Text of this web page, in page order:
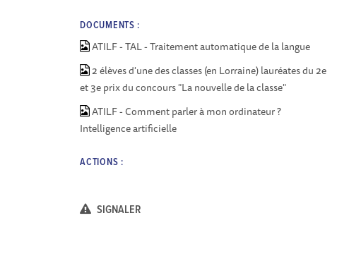
DOCUMENTS :
ATILF - TAL - Traitement automatique de la langue
2 élèves d'une des classes (en Lorraine) lauréates du 2e
et 3e prix du concours "La nouvelle de la classe"
ATILF - Comment parler à mon ordinateur ?
Intelligence artificielle
ACTIONS :
SIGNALER